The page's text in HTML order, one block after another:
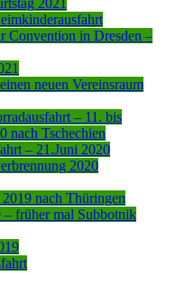
Convention in Dresden –
neuen Vereinsraum
– 11. bis
nach Tschechien
– 21.Juni 2020
2020
nach Thüringen
– früher mal Subbotnik